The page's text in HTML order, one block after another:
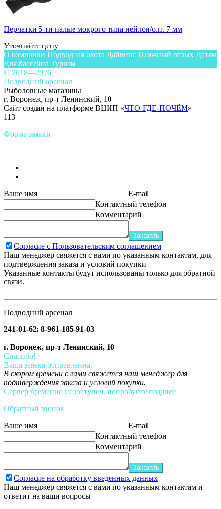
Перчатки 5-ти палые мокрого типа нейлон/о.п. 7 мм
Уточняйте цену
О компании Подводная охота Дайвинг Пляжный отдых Детям
Для бассейна Туризм
© 2018—2026
Подводный арсенал
Рыболовные магазины
г. Воронеж, пр-т Ленинский, 10
Сайт создан на платформе ВЦИП «ЧТО-ГДЕ-ПОЧЁМ»
113
Форма заявки
Ваше имя
E-mail
Контактный телефон
Комментарий
Заказать
Согласие с Пользовательским соглашением
Наш менеджер свяжется с вами по указанным контактам, для
подтверждения заказа и условий покупки
Указанные контакты будут использованы только для обратной
связи.
Подводный арсенал
241-01-62; 8-961-185-91-03
г. Воронеж, пр-т Ленинский, 10
Спасибо!
Ваша заявка отправленна.
В скором времени с вами свяжется наш менеджер для
подтверждения заказа и условий покупки.
Сервер временно недоступен, попробуйте позднее
Обратный звонок
Ваше имя
E-mail
Контактный телефон
Комментарий
Заказать
Согласие на обработку введенных данных
Наш менеджер свяжется с вами по указанным контактам и
ответит на ваши вопросы